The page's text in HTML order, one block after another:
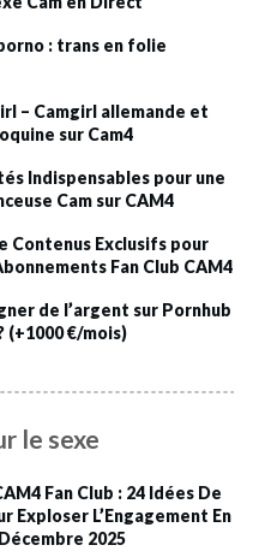
: trans en folie
– Camgirl allemande et
sur Cam4
Indispensables pour une
Cam sur CAM4
Contenus Exclusifs pour
Fan Club CAM4
de l’argent sur Pornhub
(+1000 €/mois)
le sexe
Fan Club : 24 Idées De
Exploser L’Engagement En
Décembre 2025